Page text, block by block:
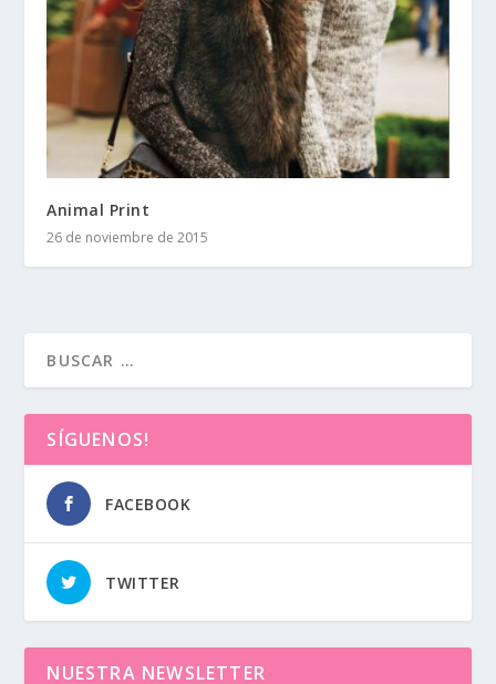
Animal Print
26 de noviembre de 2015
SÍGUENOS!
FACEBOOK
TWITTER
NUESTRA NEWSLETTER